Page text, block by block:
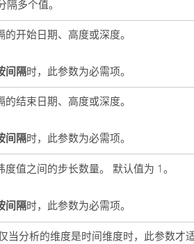
多个值。
开始日期、高度或深度。
间隔时，此参数为必需项。
结束日期、高度或深度。
间隔时，此参数为必需项。
值之间的步长数量。 默认值为 1。
间隔时，此参数为必需项。
当分析的维度是时间维度时，此参数才适